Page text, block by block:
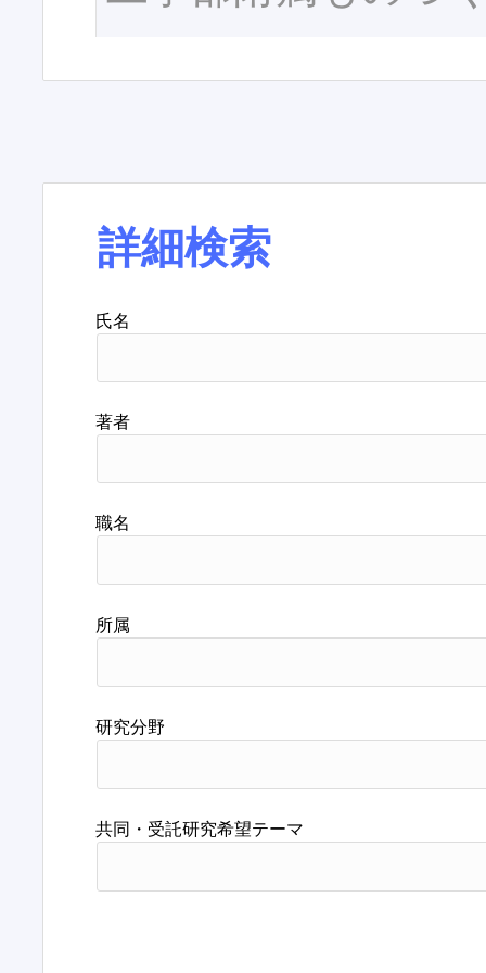
詳細検索
氏名
著者
職名
所属
研究分野
共同・受託研究希望テーマ